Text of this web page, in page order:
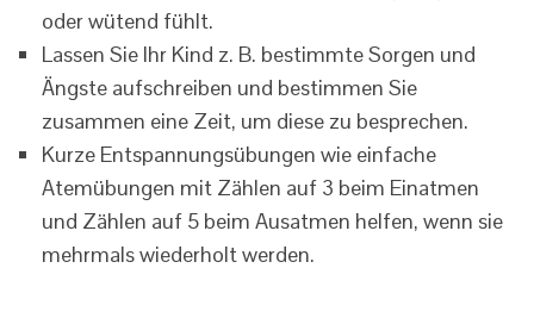
oder wütend fühlt.
Lassen Sie Ihr Kind z. B. bestimmte Sorgen und
Ängste aufschreiben und bestimmen Sie
zusammen eine Zeit, um diese zu besprechen.
Kurze Entspannungsübungen wie einfache
Atemübungen mit Zählen auf 3 beim Einatmen
und Zählen auf 5 beim Ausatmen helfen, wenn sie
mehrmals wiederholt werden.